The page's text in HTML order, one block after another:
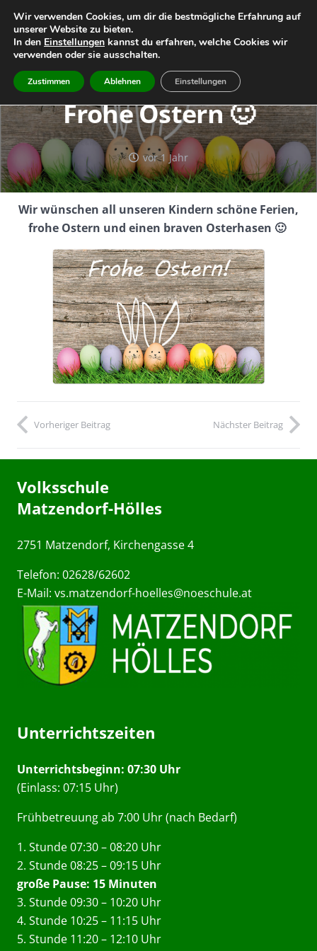
Home Leitbild
Geschichte
Frohe Ostern 🙂
vor 1 Jahr
Wir wünschen all unseren Kindern schöne Ferien,
frohe Ostern und einen braven Osterhasen 🙂
Vorheriger Beitrag Nächster Beitrag
Volksschule
Matzendorf-Hölles
2751 Matzendorf, Kirchengasse 4
Telefon: 02628/62602
E-Mail: vs.matzendorf-hoelles@noeschule.at
Unterrichtszeiten
Unterrichtsbeginn: 07:30 Uhr
(Einlass: 07:15 Uhr)
Frühbetreuung ab 7:00 Uhr (nach Bedarf)
1. Stunde 07:30 – 08:20 Uhr
2. Stunde 08:25 – 09:15 Uhr
große Pause: 15 Minuten
3. Stunde 09:30 – 10:20 Uhr
4. Stunde 10:25 – 11:15 Uhr
5. Stunde 11:20 – 12:10 Uhr
Wir verwenden Cookies, um dir die bestmögliche Erfahrung auf
unserer Website zu bieten.
In den Einstellungen kannst du erfahren, welche Cookies wir
verwenden oder sie ausschalten.
Zustimmen Ablehnen Einstellungen